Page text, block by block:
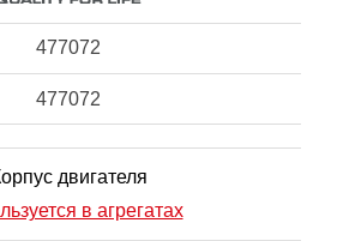
477072
477072
двигателя
в агрегатах